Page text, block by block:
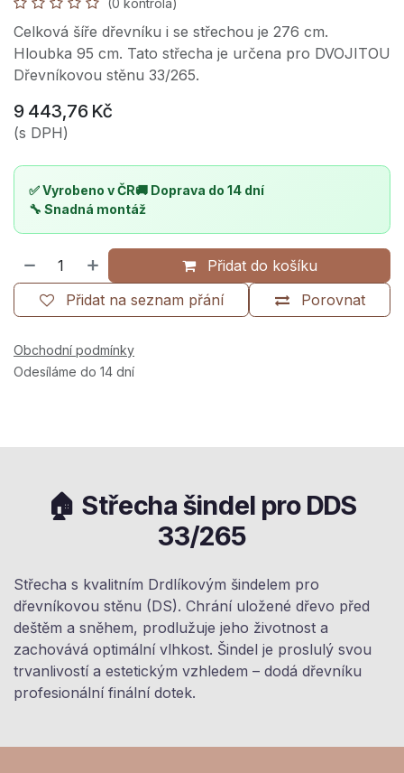
Celková šíře dřevníku i se střechou je 276 cm.
Hloubka 95 cm. Tato střecha je určena pro DVOJITOU
Dřevníkovou stěnu 33/265.
9 443,76 Kč
(s DPH)
✅ Vyrobeno v ČR🚚 Doprava do 14 dní
🔧 Snadná montáž
Přidat do košíku
Porovnat
Přidat na seznam přání
Obchodní podmínky
Odesíláme do 14 dní
🏠 Střecha šindel pro DDS
33/265
Střecha s kvalitním Drdlíkovým šindelem pro
dřevníkovou stěnu (DS). Chrání uložené dřevo před
deštěm a sněhem, prodlužuje jeho životnost a
zachovává optimální vlhkost. Šindel je proslulý svou
trvanlivostí a estetickým vzhledem – dodá dřevníku
profesionální finální dotek.